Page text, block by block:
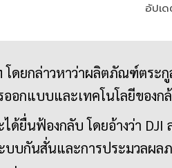
อัปเ
โดยกล่าวหาว่าผลิตภัณฑ์ตระ
อกแบบและเทคโนโลยีของก
ด้ยื่นฟ้องกลับ โดยอ้างว่า
บบกันสั่นและการประมวลผล